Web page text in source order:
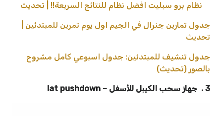
نظام برو سبليت افضل نظام للنتائج السريعة!! | تحديث
جدول تمارين جنرال في الجيم اول يوم تمرين للمبتدئين |
تحديث
جدول تنشيف للمبتدئين: جدول اسبوعي كامل مشروح
بالصور (تحديث)
3 . جهاز سحب الكيبل للأسفل – lat pushdown